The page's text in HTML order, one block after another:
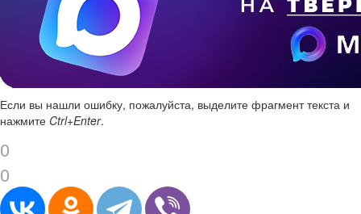
Если вы нашли ошибку, пожалуйста, выделите фрагмент текста и
нажмите Ctrl+Enter.
0
0